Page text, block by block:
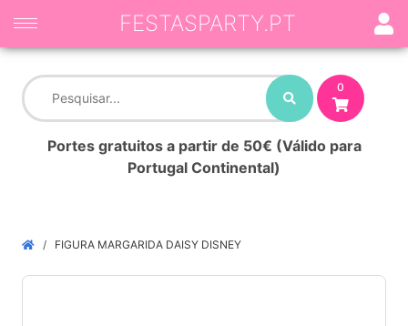
0
Portes gratuitos a partir de 50€ (Válido para
Portugal Continental)
FESTASPARTY.PT
FIGURA MARGARIDA DAISY DISNEY